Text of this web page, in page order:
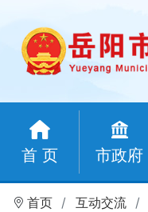
首 页 市政府
首页 互动交流